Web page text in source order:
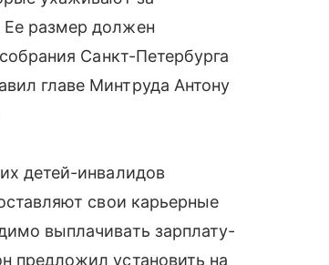
размер должен
Санкт-Петербурга
главе Минтруда Антону
детей-инвалидов
свои карьерные
выплачивать зарплату-
предложил установить на